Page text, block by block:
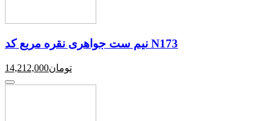
نیم ست جواهری نقره مربع کد N173
14,212,000تومان